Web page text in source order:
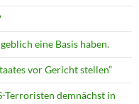
eine Basis haben.
vor Gericht stellen”
Terroristen demnächst in